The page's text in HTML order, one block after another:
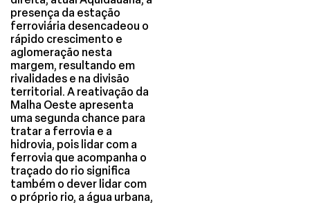
presença da estação
ferroviária desencadeou o
rápido crescimento e
aglomeração nesta
margem, resultando em
rivalidades e na divisão
territorial. A reativação da
Malha Oeste apresenta
uma segunda chance para
tratar a ferrovia e a
hidrovia, pois lidar com a
ferrovia que acompanha o
traçado do rio significa
também o dever lidar com
o próprio rio, a água urbana,